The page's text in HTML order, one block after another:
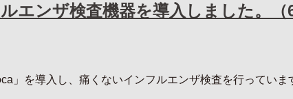
エンザ検査機器を導入しました。（
」を導入し、痛くないインフルエンザ検査を行ってい